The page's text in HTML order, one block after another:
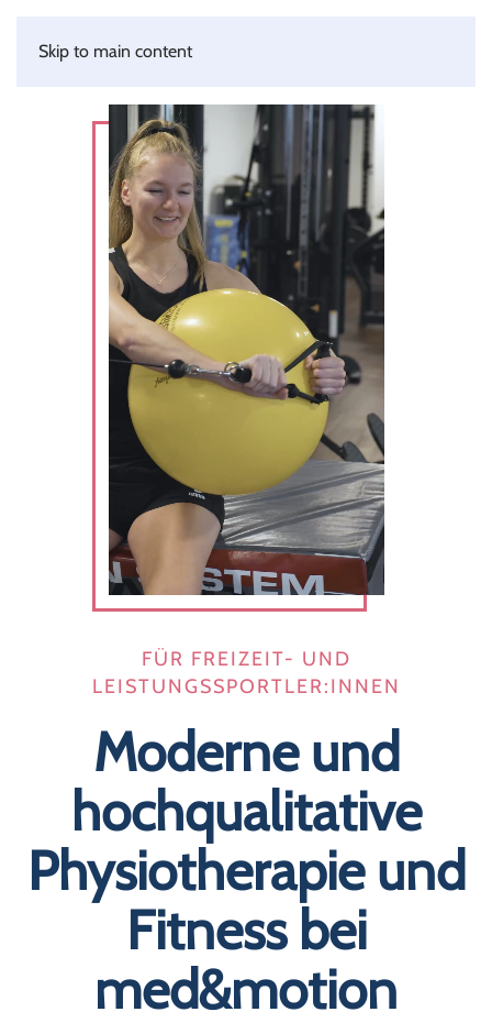
Skip to main content
FÜR FREIZEIT- UND
LEISTUNGSSPORTLER:INNEN
Moderne und
hochqualitative
Physiotherapie und
Fitness bei
med&motion